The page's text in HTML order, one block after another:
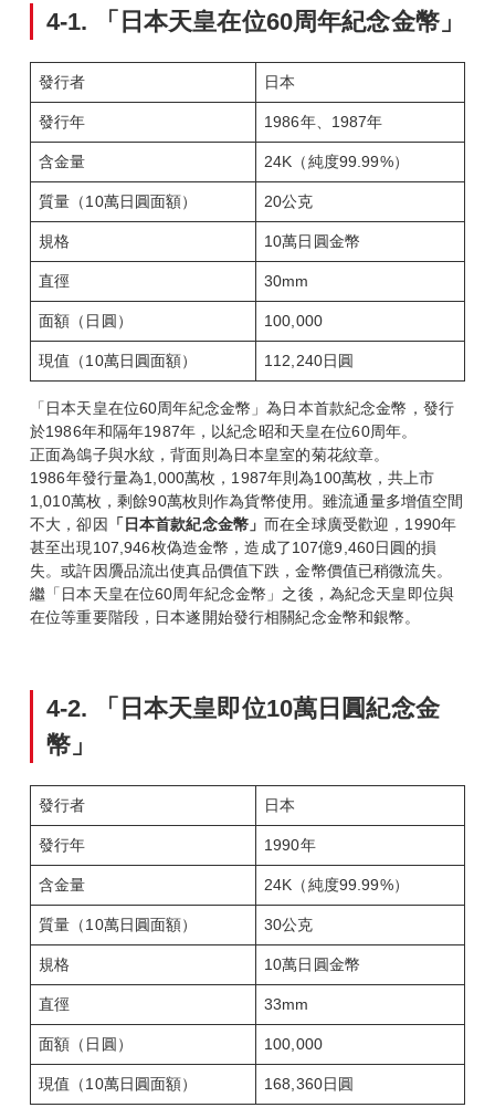
4-1. 「日本天皇在位60周年紀念金幣」
發行者 日本
發行年 1986年、1987年
含金量 24K（純度99.99%）
質量（10萬日圓面額） 20公克
規格 10萬日圓金幣
直徑 30mm
面額（日圓） 100,000
現值（10萬日圓面額） 112,240日圓
「日本天皇在位60周年紀念金幣」為日本首款紀念金幣，發行
於1986年和隔年1987年，以紀念昭和天皇在位60周年。
正面為鴿子與水紋，背面則為日本皇室的菊花紋章。
1986年發行量為1,000萬枚，1987年則為100萬枚，共上市
1,010萬枚，剩餘90萬枚則作為貨幣使用。雖流通量多增值空間
不大，卻因
「日本首款紀念金幣」而在全球廣受歡迎，1990年
甚至出現107,946枚偽造金幣，造成了107億9,460日圓的損
失。或許因贗品流出使真品價值下跌，金幣價值已稍微流失。
繼「日本天皇在位60周年紀念金幣」之後，為紀念天皇即位與
在位等重要階段，日本遂開始發行相關紀念金幣和銀幣。
4-2. 「日本天皇即位10萬日圓紀念金
幣」
發行者 日本
發行年 1990年
含金量 24K（純度99.99%）
質量（10萬日圓面額） 30公克
規格 10萬日圓金幣
直徑 33mm
面額（日圓） 100,000
現值（10萬日圓面額） 168,360日圓